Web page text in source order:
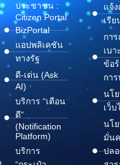
ประชาชน :
Citizen Portal
BizPortal
แอปพลิเคชัน
ทางรัฐ
ดี-เด่น (Ask
AI)
บริการ “เตือน
ดี”
(Notification
Platform)
บริการ
แจ้ง
เรีย
การ
เบ
ข้อร้
กา
นโ
เว็บ
นโ
มั่น
ปล